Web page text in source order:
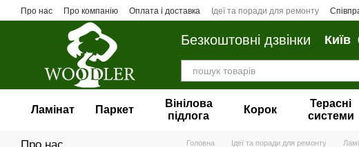
Перейти до основного контенту
Про нас Про компанію Оплата і доставка Ідеї та поради для ремонту
Безкоштовні дзвінки Київ
Ламінат Паркет
Вінілова
пiдлога
Корок
Терасні
системи
Головна Ідеї та поради для ремонту